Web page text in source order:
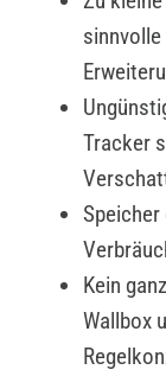
sinnvolle
Tracker
Kein
Wallbox